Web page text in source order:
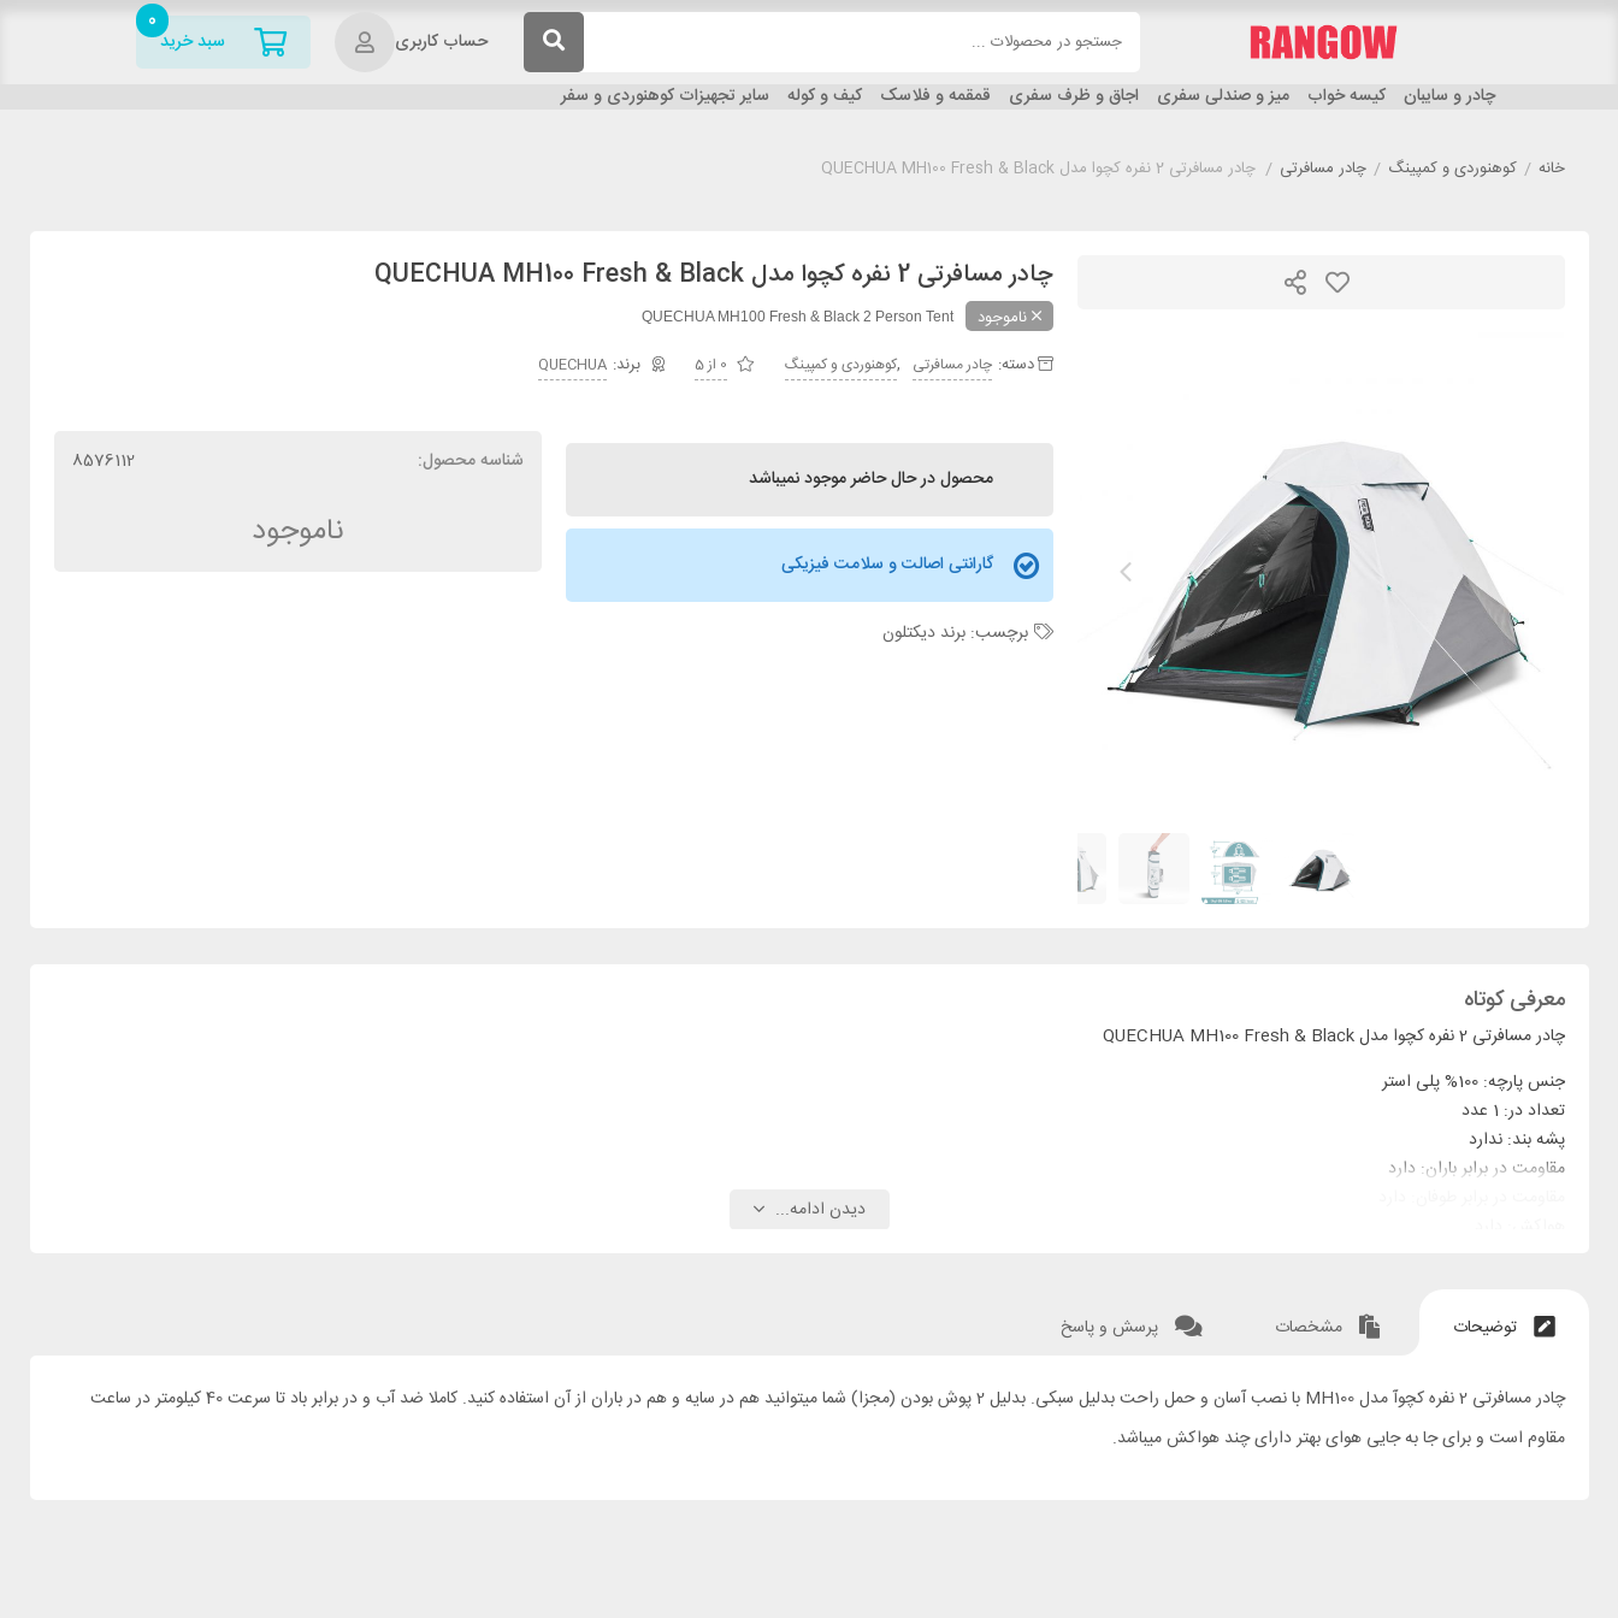
حساب کاربری سبد خرید
0
چادر و سایبان کیسه خواب میز و صندلی سفری اجاق و ظرف سفری قمقمه و فلاسک کیف و کوله سایر تجهیزات کوهنوردی و سفر
خانه / کوهنوردی و کمپینگ / چادر مسافرتی / چادر مسافرتی 2 نفره کچوا مدل QUECHUA MH100 Fresh & Black
چادر مسافرتی 2 نفره کچوا مدل QUECHUA MH100 Fresh & Black
ناموجود QUECHUA MH100 Fresh & Black 2 Person Tent
دسته: چادر مسافرتی ,کوهنوردی و کمپینگ 0 از 5 QUECHUA
محصول در حال حاضر موجود نمیباشد
گارانتی اصالت و سلامت فیزیکی
برچسب:برند دیکتلون
شناسه محصول: 8576112
ناموجود
معرفی کوتاه
چادر مسافرتی 2 نفره کچوا مدل QUECHUA MH100 Fresh & Black
جنس پارچه: 100% پلی استر
تعداد در: 1 عدد
پشه بند: ندارد
مقاومت در برابر باران: دارد
دیدن ادامه...
توضیحات مشخصات پرسش و پاسخ
چادر مسافرتی 2 نفره کچوآ مدل MH100 با نصب آسان و حمل راحت بدلیل سبکی. بدلیل 2 پوش بودن (مجزا) شما میتوانید هم در سایه و هم در باران از آن استفاده کنید. کاملا ضد آب و در برابر باد تا سرعت 40 کیلومتر در ساعت
مقاوم است و برای جا به جایی هوای بهتر دارای چند هواکش میباشد.